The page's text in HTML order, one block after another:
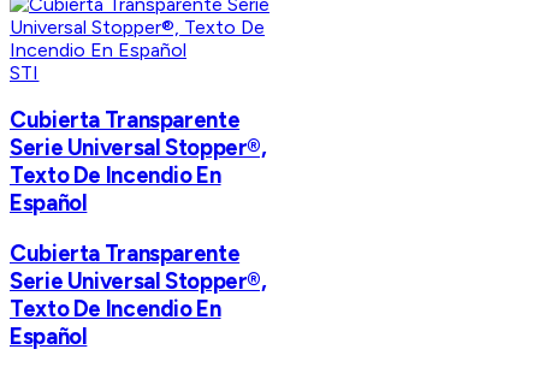
STI
Cubierta Transparente
Serie Universal Stopper®,
Texto De Incendio En
Español
Cubierta Transparente
Serie Universal Stopper®,
Texto De Incendio En
Español